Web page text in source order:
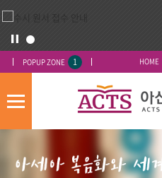
POPUP ZONE 1 HOME
모
뉴